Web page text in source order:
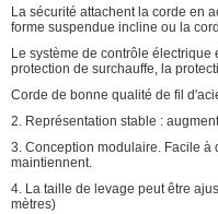
La sécurité attachent la corde en
forme suspendue incline ou la
Le système de contrôle
protection de surchauffe, la
Corde de bonne qualité de fil
2. Représentation stable :
3. Conception modulaire. Facile à
maintiennent.
4. La taille de levage peut être
mètres)